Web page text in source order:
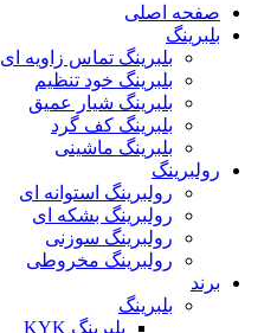
صفحه اصلی
بلبرینگ
بلبرینگ تماس زاویه ای
بلبرینگ خود تنظیم
بلبرینگ شیار عمیق
بلبرینگ کف گرد
بلبرینگ ماشینی
رولبرینگ
رولبرینگ استوانه ای
رولبرینگ بشکه ای
رولبرینگ سوزنی
رولبرینگ مخروطی
برند
بلبرینگ
بلبرینگ KYK